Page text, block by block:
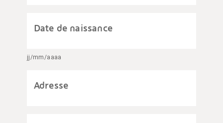
Date de naissance
jj/mm/aaaa
Adresse